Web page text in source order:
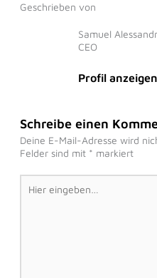
Geschrieben von
Samuel
CEO
Profil
Schreibe einen
Deine E-Mail-Adresse wird
Felder sind mit * markiert
Hier
eingeben…